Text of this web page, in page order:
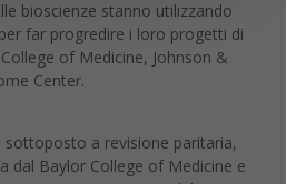
bioscienze stanno utilizzando
far progredire i loro progetti di
of Medicine, Johnson &
Center.
a revisione paritaria,
dal Baylor College of Medicine e